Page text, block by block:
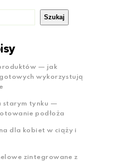
Szukaj
— jak
wykorzystują
starym tynku —
podłoża
dla kobiet w ciąży i
zintegrowane z